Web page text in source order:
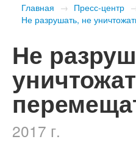
Главная → Пресс-центр
Не разрушать, не
Не
2017 г.